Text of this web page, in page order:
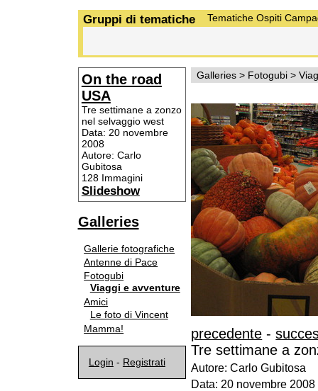
Gruppi di tematiche Tematiche Ospiti
On the road
USA
Tre settimane a zonzo
nel selvaggio west
Data: 20 novembre
2008
Autore: Carlo
Gubitosa
128 Immagini
Slideshow
Galleries
Gallerie fotografiche
Antenne di Pace
Fotogubi
Viaggi e avventure
Amici
Le foto di Vincent
Mamma!
Login - Registrati
Galleries> Fotogubi>
precedente -
Tre settimane a
Autore: Carlo Gubitosa
Data: 20 novembre 2008